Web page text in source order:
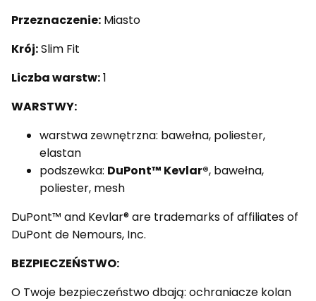
Przeznaczenie: Miasto
Krój:Slim Fit
Liczba warstw:1
WARSTWY:
warstwa zewnętrzna: bawełna, poliester,
elastan
podszewka: DuPont™ Kevlar®, bawełna,
poliester, mesh
DuPont™ and Kevlar® are trademarks of affiliates of
DuPont de Nemours, Inc.
BEZPIECZEŃSTWO:
O Twoje bezpieczeństwo dbają: ochraniacze kolan